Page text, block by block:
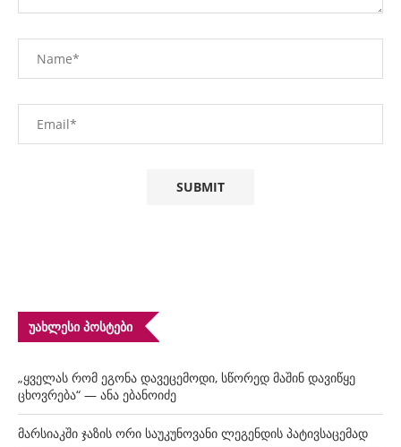
ᲣᲐᲮᲚᲔᲡᲘ ᲞᲝᲡᲢᲔᲑᲘ
„ყველას რომ ეგონა დავეცემოდი, სწორედ მაშინ დავიწყე
ცხოვრება“ — ანა ებანოიძე
მარსიაკში ჯაზის ორი საუკუნოვანი ლეგენდის პატივსაცემად